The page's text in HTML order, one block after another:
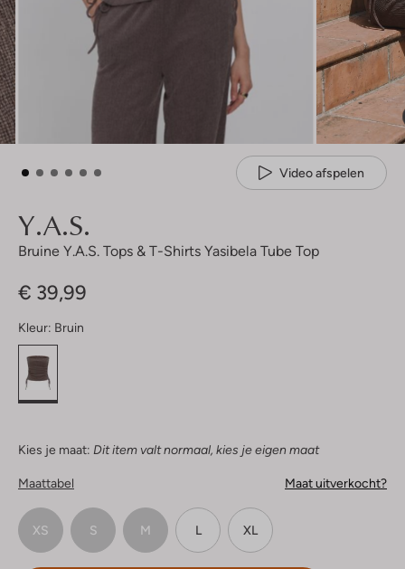
Video afspelen
Y.a.s.
Bruine Y.a.s. Tops & T-Shirts Yasibela Tube Top
€ 39,99
Kleur: Bruin
Kies je maat: Dit item valt normaal, kies je eigen maat
Maattabel Maat uitverkocht?
XS S M L XL